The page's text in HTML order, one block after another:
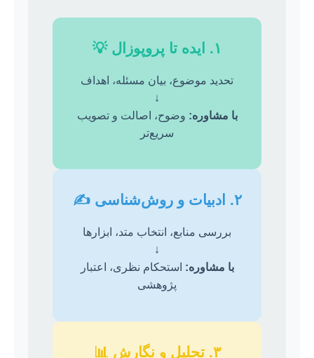
۱. ایده تا پروپوزال 💡
تحدید موضوع، بیان مسئله، اهداف
↓
با مشاوره: وضوح، اصالت و تصویب
سریع‌تر
۲. ادبیات و روش‌شناسی ✍️
بررسی منابع، انتخاب متد، ابزارها
↓
با مشاوره: استحکام نظری، اعتبار
پژوهشی
۳. تحلیل و نگارش 📊